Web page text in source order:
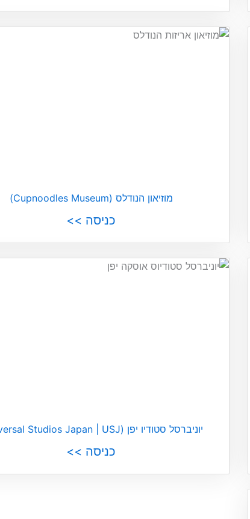
מוזיאון הנודלס (Cupnoodles Museum)
כניסה >>
יוניברסל סטודיו יפן (Universal Studios Japan | USJ)
כניסה >>